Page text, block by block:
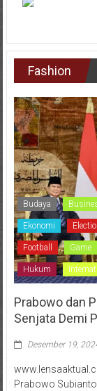
Fashion
Budaya
Ekonomi
Football Game
Hukum
Prabowo dan
Senjata Demi
Desember 19,
Prabowo Subianto